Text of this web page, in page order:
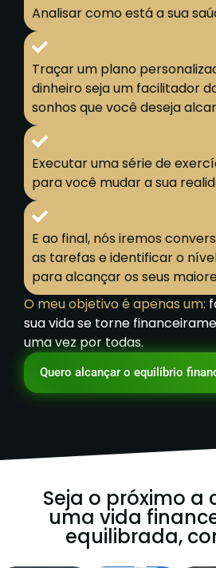
Analisar como está a sua
Traçar um plano
dinheiro seja um facilitador
sonhos que você deseja
Executar uma série de
para você mudar a sua
E ao final, nós iremos
as tarefas e identificar o
para alcançar os seus
O meu objetivo é apenas um:
sua vida se torne
uma vez por todas.
Quero alcançar o equilíbrio
Seja o próximo a
uma vida
equilibrada,